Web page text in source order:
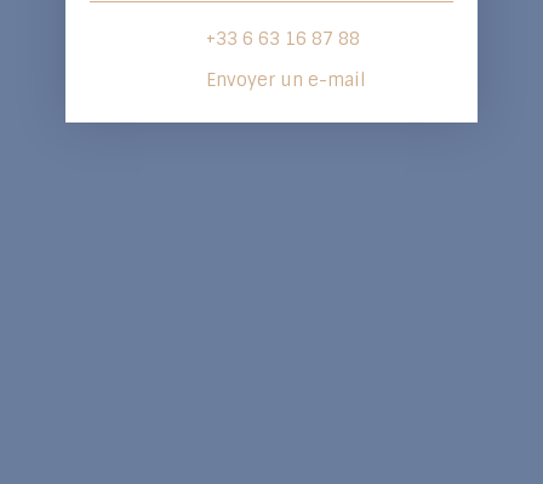
+33 6 63 16 87 88
Envoyer un e-mail